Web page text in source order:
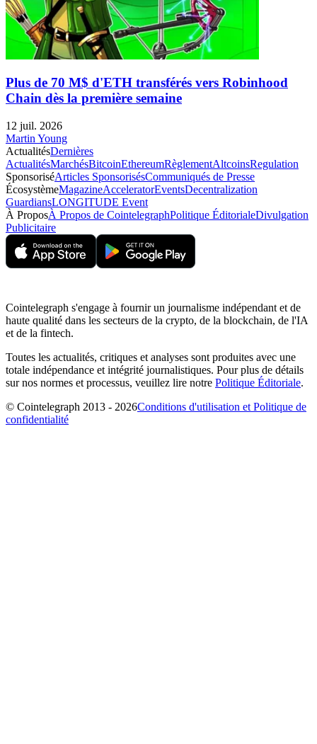
Plus de 70 M$ d'ETH transférés vers Robinhood
Chain dès la première semaine
12 juil. 2026
Martin Young
ActualitésDernières
ActualitésMarchésBitcoinEthereumRèglementAltcoinsRegulation
SponsoriséArticles SponsorisésCommuniqués de Presse
ÉcosystèmeMagazineAcceleratorEventsDecentralization
GuardiansLONGITUDE Event
À ProposÀ Propos de CointelegraphPolitique ÉditorialeDivulgation
Publicitaire
Cointelegraph s'engage à fournir un journalisme indépendant et de
haute qualité dans les secteurs de la crypto, de la blockchain, de l'IA
et de la fintech.
Toutes les actualités, critiques et analyses sont produites avec une
totale indépendance et intégrité journalistiques. Pour plus de détails
sur nos normes et processus, veuillez lire notre Politique Éditoriale.
© Cointelegraph 2013 - 2026Conditions d'utilisation et Politique de
confidentialité